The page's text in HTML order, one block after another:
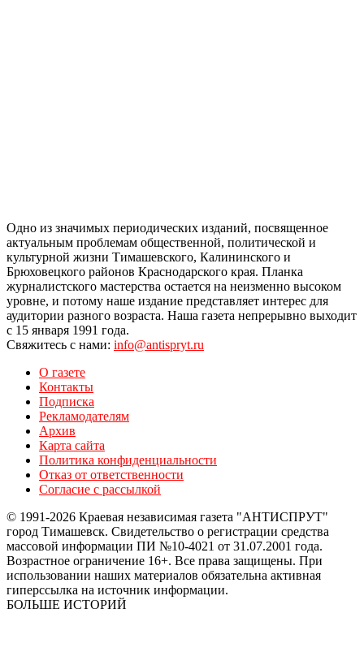
Одно из значимых периодических изданий, посвященное
актуальным проблемам общественной, политической и
культурной жизни Тимашевского, Калининского и
Брюховецкого районов Краснодарского края. Планка
журналистского мастерства остается на неизменно высоком
уровне, и потому наше издание представляет интерес для
аудитории разного возраста. Наша газета непрерывно выходит
с 15 января 1991 года.
Свяжитесь с нами: info@antispryt.ru
О газете
Контакты
Подписка
Рекламодателям
Архив
Карта сайта
Политика конфиденциальности
Отказ от ответственности
Согласие с рассылкой
© 1991-2026 Краевая независимая газета "АНТИСПРУТ"
город Тимашевск. Свидетельство о регистрации средства
массовой информации ПИ №10-4021 от 31.07.2001 года.
Возрастное ограничение 16+. Все права защищены. При
использовании наших материалов обязательна активная
гиперссылка на источник информации.
БОЛЬШЕ ИСТОРИЙ